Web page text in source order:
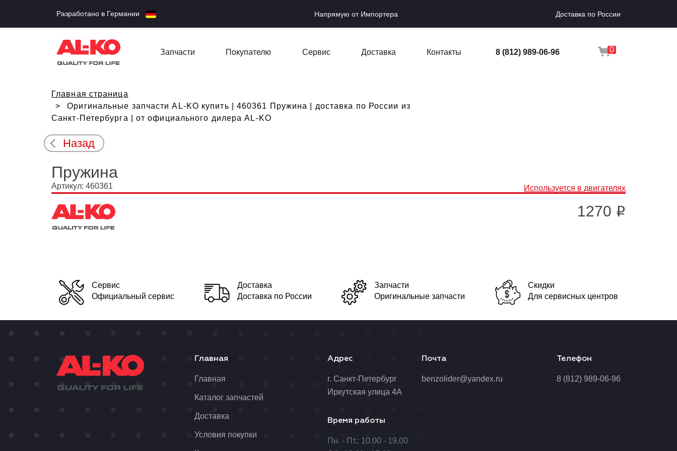
Разработано в Германии Напрямую от Импортера Доставка по России
Запчасти Покупателю Сервис Доставка Контакты 8 (812) 989-06-96 0
Главная страница
Оригинальные запчасти AL-KO купить | 460361 Пружина | доставка по России из
Санкт-Петербурга | от официального дилера AL-KO
Назад
Пружина
Артикул: 460361 Используется в двигателях
1270 i
Сервис
Официальный сервис
Доставка
Доставка по России
Запчасти
Оригинальные запчасти
Скидки
Для сервисных центров
Главная
Главная
Каталог запчастей
Доставка
Условия покупки
Адрес
г. Санкт-Петербург
Иркутская улица 4А
Время работы
Пн. - Пт.: 10.00 - 19.00
Почта
benzolider@yandex.ru
Телефон
8 (812) 989-06-96